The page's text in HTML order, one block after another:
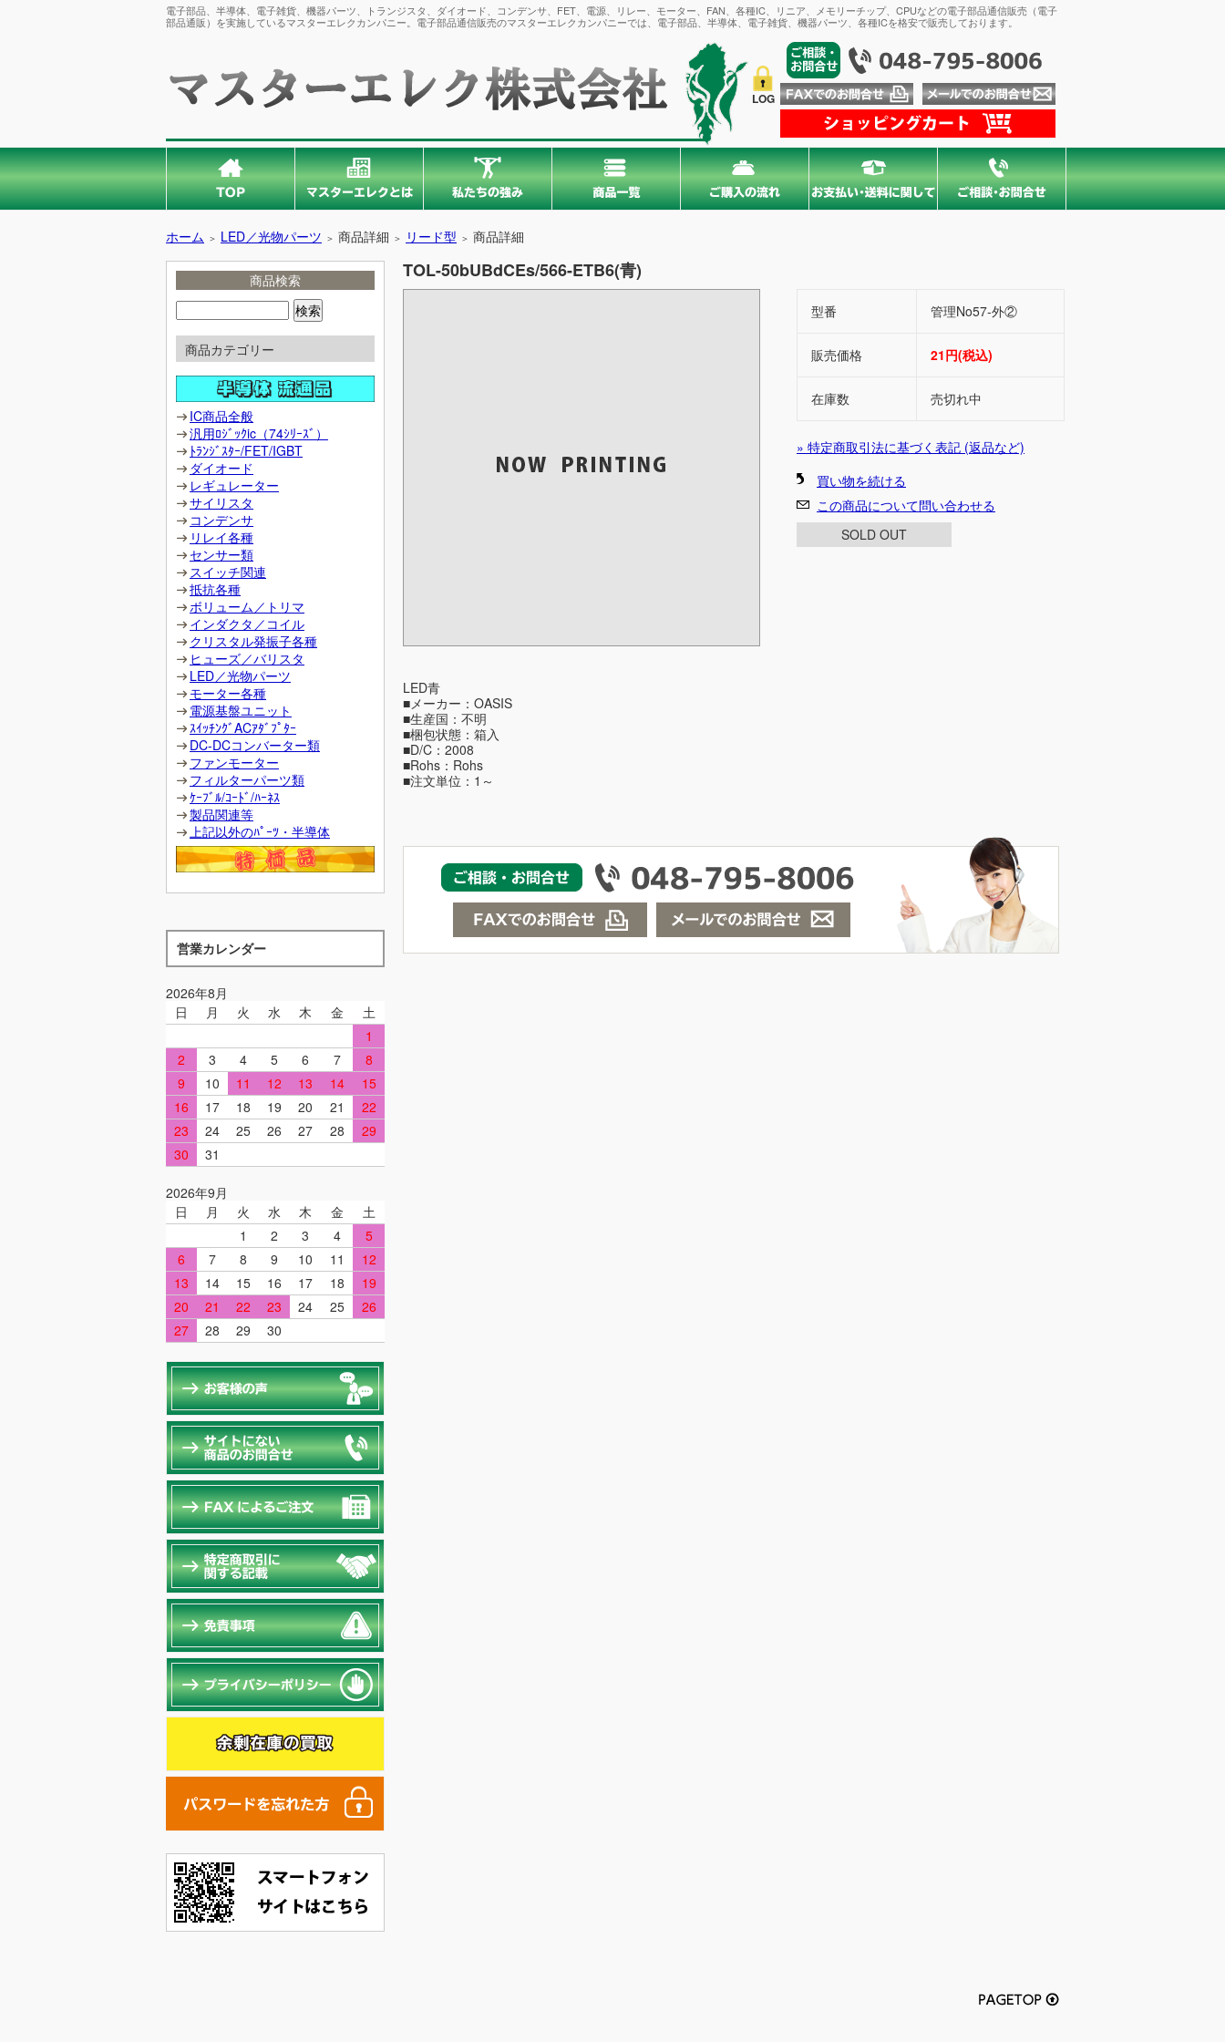
電子部品、半導体、電子雑貨、機器パーツ、トランジスタ、ダイオード、コンデンサ、FET、電源、リレー、モーター、FAN、各種IC、リニア、メモリーチップ、CPUなどの電子部品通信販売（電子
部品通販）を実施しているマスターエレクカンパニー。電子部品通信販売のマスターエレクカンパニーでは、電子部品、半導体、電子雑貨、機器パーツ、各種ICを格安で販売しております。
LOG
ホーム ＞ LED／光物パーツ ＞ 商品詳細 ＞ リード型 ＞ 商品詳細
商品検索
商品カテゴリー
IC商品全般
汎用ﾛｼﾞｯｸic（74ｼﾘｰｽﾞ）
ﾄﾗﾝｼﾞｽﾀｰ/FET/IGBT
ダイオード
レギュレーター
サイリスタ
コンデンサ
リレイ各種
センサー類
スイッチ関連
抵抗各種
ボリューム／トリマ
インダクタ／コイル
クリスタル発振子各種
ヒューズ／バリスタ
LED／光物パーツ
モーター各種
電源基盤ユニット
ｽｲｯﾁﾝｸﾞACｱﾀﾞﾌﾟﾀｰ
DC-DCコンバーター類
ファンモーター
フィルターパーツ類
ｹｰﾌﾞﾙ/ｺｰﾄﾞ/ﾊｰﾈｽ
製品関連等
上記以外のﾊﾟｰﾂ・半導体
営業カレンダー
2026年8月
日
月 火 水 木 金
土
1
2
3 4 5 6 7
8
9
10 11 12 13 14
15
16
17 18 19 20 21
22
23
24 25 26 27 28
29
30
31
2026年9月
日
月 火 水 木 金
土
1
2 3 4
5
6
7 8 9 10 11
12
13
14 15 16 17 18
19
20
21 22 23 24 25
26
27
28 29 30
TOL-50bUBdCEs/566-ETB6(青)
型番 管理No57-外②
販売価格 21円(税込)
在庫数 売切れ中
» 特定商取引法に基づく表記 (返品など)
買い物を続ける
この商品について問い合わせる
SOLD OUT
LED青
■メーカー：OASIS
■生産国：不明
■梱包状態：箱入
■D/C：2008
■Rohs：Rohs
■注文単位：1～